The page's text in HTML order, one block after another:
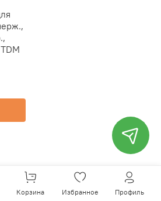
Корзина Избранное Профиль